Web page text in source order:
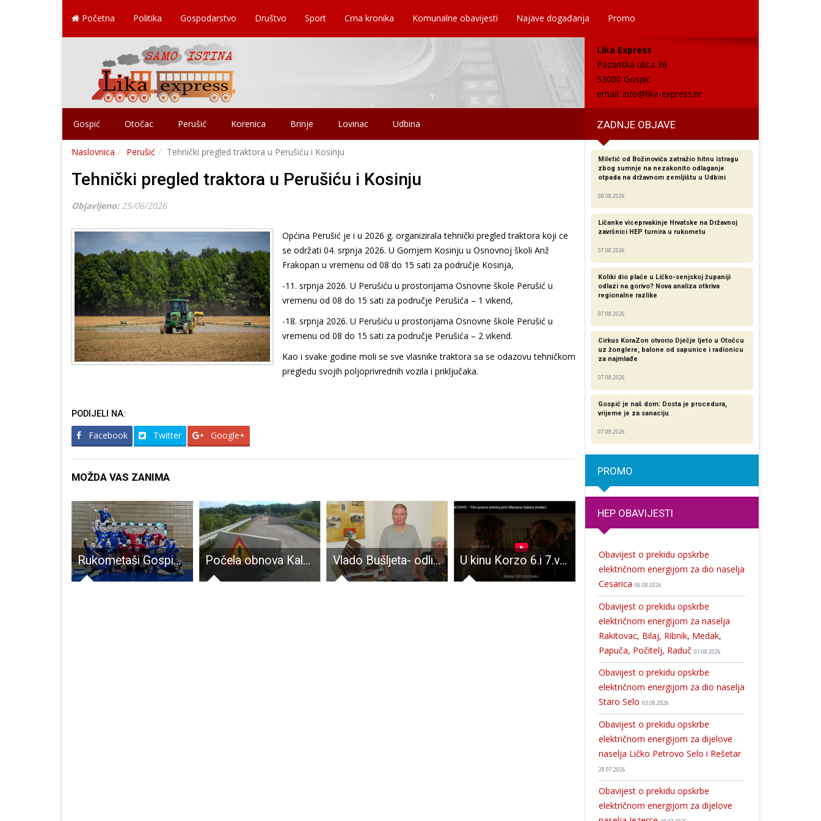
Početna Politika Gospodarstvo Društvo Sport Crna kronika Komunalne obavijesti Najave događanja Promo
Lika Express
Pazariška ulica 36
53000 Gospić
email: info@lika-express.hr
Gospić Otočac Perušić Korenica Brinje Lovinac Udbina ZADNJE OBJAVE
Naslovnica Perušić Tehnički pregled traktora u Perušiću i Kosinju
Tehnički pregled traktora u Perušiću i Kosinju
Objavljeno: 25/06/2026
Općina Perušić je i u 2026 g. organizirala tehnički pregled traktora koji ce
se održati 04. srpnja 2026. U Gornjem Kosinju u Osnovnoj školi Anž
Frakopan u vremenu od 08 do 15 sati za područje Kosinja,
-11. srpnja 2026. U Perušiću u prostorijama Osnovne škole Perušić u
vremenu od 08 do 15 sati za područje Perušića – 1 vikend,
-18. srpnja 2026. U Perušiću u prostorijama Osnovne škole Perušić u
vremenu od 08 do 15 sati za područje Perušića – 2 vikend.
Kao i svake godine moli se sve vlasnike traktora sa se odazovu tehničkom
pregledu svojih poljoprivrednih vozila i priključaka.
PODIJELI NA:
Facebook Twitter Google+
MOŽDA VAS ZANIMA
Rukometaši Gospića s 11 razlike nadigrali Trsat i ostali s maksimalnim učinkom na vrhu ljestvice Počela obnova Kaluđerovačkog mosta Vlado Bušljeta- odličan gospićki maketar U kinu Korzo 6.i 7.veljače ne propustite film “260 dana” BRAVO: Naša Gospićanka Lucija Pavičić jedna je od najboljih mladih hrvatskih gitaristica!!!
Miletić od Božinovića zatražio hitnu istragu
zbog sumnje na nezakonito odlaganje
otpada na državnom zemljištu u Udbini
08.08.2026
Ličanke viceprvakinje Hrvatske na Državnoj
završnici HEP turnira u rukometu
07.08.2026
Koliki dio plaće u Ličko-senjskoj županiji
odlazi na gorivo? Nova analiza otkriva
regionalne razlike​
07.08.2026
Cirkus KoraZon otvorio Dječje ljeto u Otočcu
uz žonglere, balone od sapunice i radionicu
za najmlađe
07.08.2026
Gospić je naš dom: Dosta je procedura,
vrijeme je za sanaciju
07.08.2026
PROMO
HEP OBAVIJESTI
Obavijest o prekidu opskrbe
električnom energijom za dio naselja
Cesarica 06.08.2026
Obavijest o prekidu opskrbe
električnom energijom za naselja
Rakitovac, Bilaj, Ribnik, Medak,
Papuča, Počitelj, Raduč 03.08.2026
Obavijest o prekidu opskrbe
električnom energijom za dio naselja
Staro Selo 03.08.2026
Obavijest o prekidu opskrbe
električnom energijom za dijelove
naselja Ličko Petrovo Selo i Rešetar
28.07.2026
Obavijest o prekidu opskrbe
električnom energijom za dijelove